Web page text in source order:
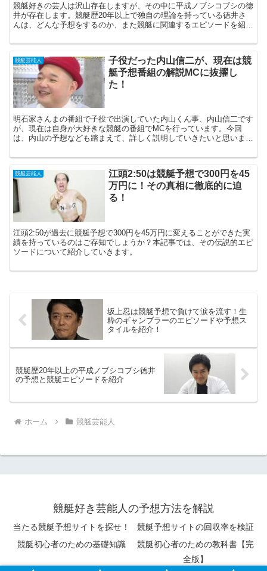
競艇好きの芸人は沢山存在しますが、その中に平成ノブシコブシの徳
井が存在します。競艇歴20年以上で独自の理論を持っている徳井さ
んは、どんな予想をするのか、また競艇に関連するエピソードを紹介
競艇芸能人
子役だった内山信二が、現在は競
艇予想番組の解説MCに抜擢し
た！
明石家さんまの番組で子役で出演していた内山くん事、内山信二です
が、現在は自身が大好きな競艇の番組でMCを行っています。今回
は、内山の予想なども踏まえて、詳しく説明していきたいと思いま
競艇芸能人
江頭2:50は競艇予想で300円を45
万円に！その真相に徹底的に迫
る！
江頭2:50が過去に競艇予想で300円を45万円に変えることができた実
績を持っているのはご存知でしょうか？本記事では、その伝説的エピ
ソードについて紹介していきます。
坂上忍は競艇予想で負けて涙を流す！生
粋のギャンブラーのエピソードや予想ス
タイルを紹介！
競艇歴20年以上の平成ノブシコブシ徳井
の予想と競艇エピソードを紹介
ホーム 競艇芸能人
競艇好き芸能人の予想方法を解説
当たる競艇予想サイトを探せ！
競艇予想サイトの回収率を検証
競艇初心者のための基礎知識
競艇初心者のための教科書【完
全版】